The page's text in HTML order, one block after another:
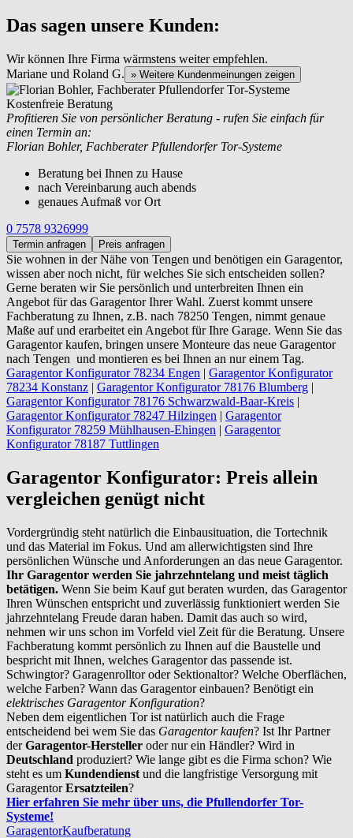
Das sagen unsere Kunden:
Wir können Ihre Firma wärmstens weiter empfehlen.
Mariane und Roland G. » Weitere Kundenmeinungen zeigen
Kostenfreie Beratung
Profitieren Sie von persönlicher Beratung - rufen Sie einfach für
einen Termin an:
Florian Bohler, Fachberater Pfullendorfer Tor-Systeme
Beratung bei Ihnen zu Hause
nach Vereinbarung auch abends
genaues Aufmaß vor Ort
0 7578 9326999
Termin anfragen Preis anfragen
Sie wohnen in der Nähe von Tengen und benötigen ein Garagentor,
wissen aber noch nicht, für welches Sie sich entscheiden sollen?
Gerne beraten wir Sie persönlich und unterbreiten Ihnen ein
Angebot für das Garagentor Ihrer Wahl. Zuerst kommt unsere
Fachberatung zu Ihnen, z.B. nach 78250 Tengen, nimmt genaue
Maße auf und erarbeitet ein Angebot für Ihre Garage. Wenn Sie das
Garagentor kaufen, bringen unsere Monteure das neue Garagentor
nach Tengen und montieren es bei Ihnen an nur einem Tag.
Garagentor Konfigurator 78234 Engen | Garagentor Konfigurator
78234 Konstanz | Garagentor Konfigurator 78176 Blumberg |
Garagentor Konfigurator 78176 Schwarzwald-Baar-Kreis |
Garagentor Konfigurator 78247 Hilzingen | Garagentor
Konfigurator 78259 Mühlhausen-Ehingen | Garagentor
Konfigurator 78187 Tuttlingen
Garagentor Konfigurator: Preis allein
vergleichen genügt nicht
Vordergründig steht natürlich die Einbausituation, die Tortechnik
und das Material im Fokus. Und am allerwichtigsten sind Ihre
persönlichen Wünsche und Anforderungen an das neue Garagentor.
Ihr Garagentor werden Sie jahrzehntelang und meist täglich
betätigen. Wenn Sie beim Kauf gut beraten wurden, das Garagentor
Ihren Wünschen entspricht und zuverlässig funktioniert werden Sie
jahrzehntelang Freude daran haben. Damit das auch so wird,
nehmen wir uns schon im Vorfeld viel Zeit für die Beratung. Unsere
Fachberatung kommt persönlich zu Ihnen auf die Baustelle und
bespricht mit Ihnen, welches Garagentor das passende ist.
Schwingtor? Garagenrolltor oder Sektionaltor? Welche Oberflächen,
welche Farben? Wann das Garagentor einbauen? Benötigt ein
elektrisches Garagentor Konfiguration?
Neben dem eigentlichen Tor ist natürlich auch die Frage
entscheidend bei wem Sie das Garagentor kaufen? Ist Ihr Partner
derGaragentor-Hersteller oder nur ein Händler? Wird in
Deutschland produziert? Wie lange gibt es die Firma schon? Wie
steht es um Kundendienst und die langfristige Versorgung mit
GaragentorErsatzteilen?
Hier erfahren Sie mehr über uns, die Pfullendorfer Tor-
Systeme!
GaragentorKaufberatung